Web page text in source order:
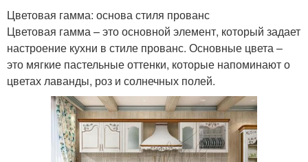
Цветовая гамма: основа стиля прованс
Цветовая гамма – это основной элемент, который задает
настроение кухни в стиле прованс. Основные цвета –
это мягкие пастельные оттенки, которые напоминают о
цветах лаванды, роз и солнечных полей.